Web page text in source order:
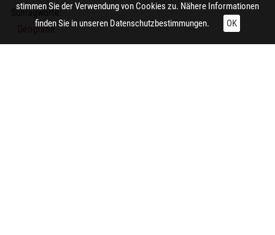
Schlagworte:
Geografie
stimmen Sie der Verwendung von Cookies zu. Nähere Informationen
finden Sie in unseren Datenschutzbestimmungen. OK